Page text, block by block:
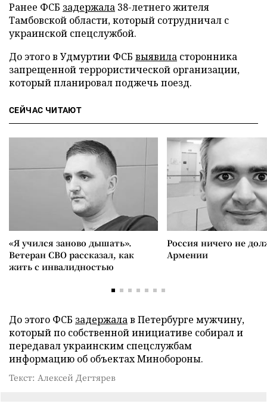
Ранее ФСБ задержала 38-летнего жителя
Тамбовской области, который сотрудничал с
украинской спецслужбой.
До этого в Удмуртии ФСБ выявила сторонника
запрещенной террористической организации,
который планировал поджечь поезд.
СЕЙЧАС ЧИТАЮТ
«Я учился заново дышать».
Ветеран СВО рассказал, как
жить с инвалидностью
Россия ничего не
Армении
До этого ФСБ задержалав Петербурге мужчину,
который по собственной инициативе собирал и
передавал украинским спецслужбам
информацию об объектах Минобороны.
Текст: Алексей Дегтярев